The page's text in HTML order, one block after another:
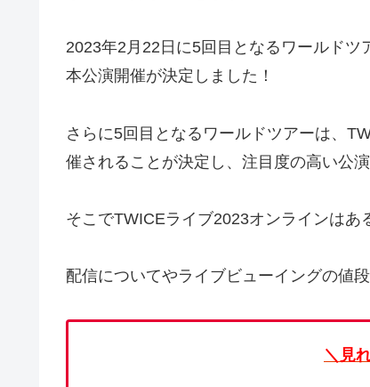
2023年2月22日に5回目となるワールドツ
本公演開催が決定しました！
さらに5回目となるワールドツアーは、
催されることが決定し、注目度の高い公演
そこでTWICEライブ2023オンラインはあ
配信についてやライブビューイングの値
＼見